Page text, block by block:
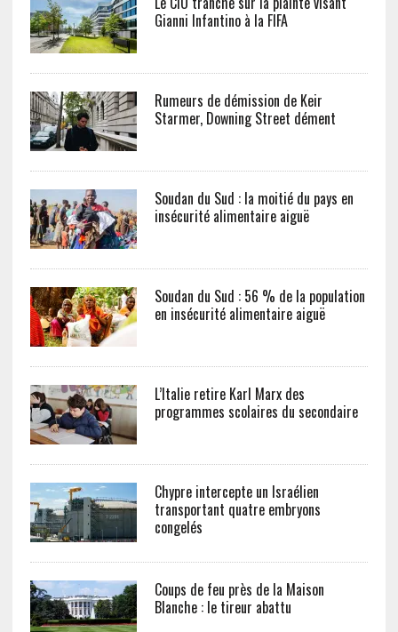
Gianni Infantino à la FIFA
Rumeurs de démission de Keir
Starmer, Downing Street dément
Soudan du Sud : la moitié du pays en
insécurité alimentaire aiguë
Soudan du Sud : 56 % de la population
en insécurité alimentaire aiguë
L’Italie retire Karl Marx des
programmes scolaires du secondaire
Chypre intercepte un Israélien
transportant quatre embryons
congelés
Coups de feu près de la Maison
Blanche : le tireur abattu